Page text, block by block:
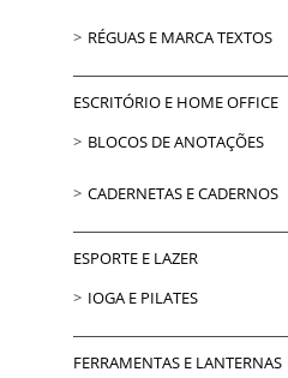
RÉGUAS E MARCA TEXTOS
ESCRITÓRIO E HOME OFFICE
BLOCOS DE ANOTAÇÕES
CADERNETAS E CADERNOS
ESPORTE E LAZER
IOGA E PILATES
FERRAMENTAS E LANTERNAS